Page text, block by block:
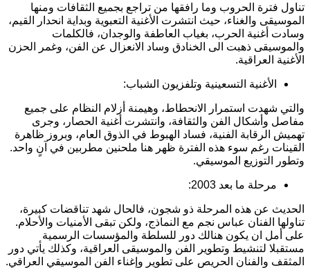
تناول فترة الحروب وما رافقها من تراجع بجميع الثقافات ومنها
الموسيقى والغناء، حيث انتشرت الأغنية التعبوية وبداية انحدار القيم،
وسادت أغنية الحرب، بغياب العاطفة والوجدان، فالكلمات
والموسيقى ذهبت الى الخنادق وساد الانعزال عن الفن، وغمر الحزن
الأغنية العراقية.
الأغنية التسعينية وتلفزيون الشباب:
والتي شهدت استمرار الانحطاط، وهيمنة أزلام النظام على جميع
مفاصل وأشكال الفن والثقافة، وانتشرت أغنية الحصار، وجرى
تهميش الرقابة الفنية، فساد الهبوط في الذوق العام، وبروز ظاهرة
القينات رغم سوء هذه الفترة ظهر هنا ملحنين مطربين في آنٍ واحد.
وتطور التوزيع الموسيقي.
مرحلة ما بعد 2003:
الحديث عن هذه المرحلة ذو شجون، فالحال شهد تناقضات كبيرة،
تناولها الفنان عباس نجم مع النماذج، ولكن تبقى الأمنيات والأحلام.
على أمل ان يكون هنالك دور للسلطة والمؤسسات الرسمية
مستقبلا لتنشيط وتطوير الفن والموسيقى العراقية، وكذلك يأتي دور
المثقف والفنان الحريص على تطوير وإغناء الفن الموسيقي العراقي.